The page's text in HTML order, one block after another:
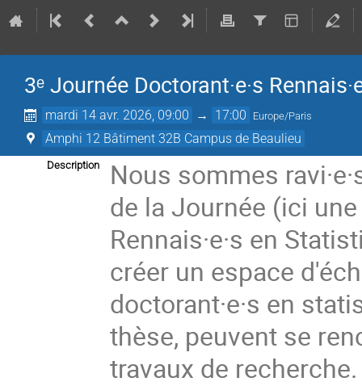
3ᵉ Journée Doctorant·e·s
mardi 14 avr. 2026, 09:00 → 17:00 Europe/Paris
Amphi 12 Bâtiment 32B Campus de Beaulieu
Description
Nous sommes
de la Journée (ici
Rennais·e·s en
créer un espace
doctorant·e·s en
thèse, peuvent se
travaux de recherche.